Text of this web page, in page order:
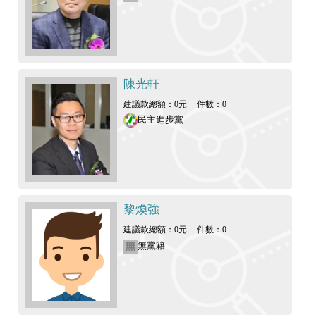
陳光軒
建議款總額：0元 件數：0
民主進步黨
黎煥強
建議款總額：0元 件數：0
無黨籍